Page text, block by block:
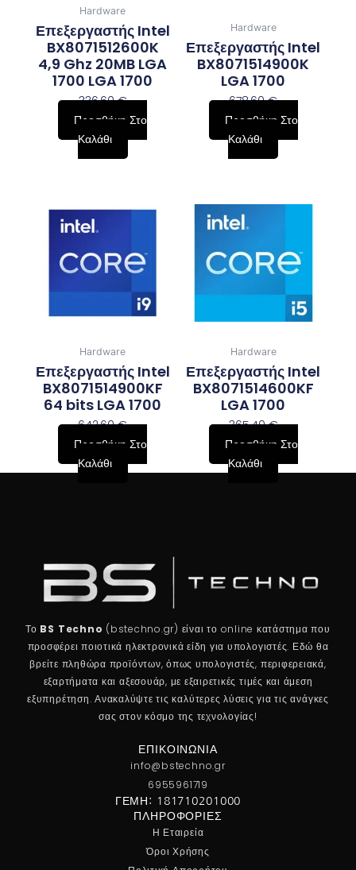
Hardware
Επεξεργαστής Intel
BX8071512600K
4,9 Ghz 20MB LGA
1700 LGA 1700
336,60€
Προσθήκη Στο
Καλάθι
Hardware
Επεξεργαστής Intel
BX8071514900K
LGA 1700
678,60€
Προσθήκη Στο
Καλάθι
Hardware
Επεξεργαστής Intel
BX8071514900KF
64 bits LGA 1700
642,60€
Προσθήκη Στο
Καλάθι
Hardware
Επεξεργαστής Intel
BX8071514600KF
LGA 1700
365,40€
Προσθήκη Στο
Καλάθι
Το BS Techno (bstechno.gr) είναι το online κατάστημα που
προσφέρει ποιοτικά ηλεκτρονικά είδη για υπολογιστές. Εδώ θα
βρείτε πληθώρα προϊόντων, όπως υπολογιστές, περιφερειακά,
εξαρτήματα και αξεσουάρ, με εξαιρετικές τιμές και άμεση
εξυπηρέτηση. Ανακαλύψτε τις καλύτερες λύσεις για τις ανάγκες
σας στον κόσμο της τεχνολογίας!
ΕΠΙΚΟΙΝΩΝΊΑ
info@bstechno.gr
6955961719
ΓΕΜΗ: 181710201000
ΠΛΗΡΟΦΟΡΊΕΣ
Η Εταιρεία
Όροι Χρήσης